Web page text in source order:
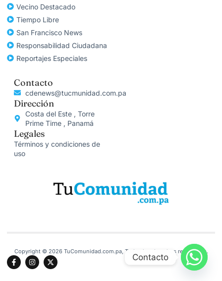
Vecino Destacado
Tiempo Libre
San Francisco News
Responsabilidad Ciudadana
Reportajes Especiales
Contacto
cdenews@tucmunidad.com.pa
Dirección
Costa del Este , Torre
Prime Time , Panamá
Legales
Términos y condiciones de
uso
Copyright © 2026 TuComunidad.com.pa, Todos los derechos reservados.
Contacto